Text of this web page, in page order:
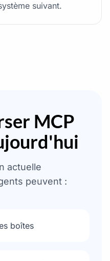
suivant.
MCP
actuelle
peuvent :
boîtes